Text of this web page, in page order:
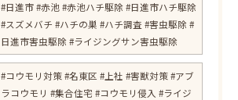
#日進市 #赤池 #赤池ハチ駆除 #日進市ハチ駆除
#スズメバチ #ハチの巣 #ハチ調査 #害虫駆除 #
日進市害虫駆除 #ライジングサン害虫駆除
#コウモリ対策 #名東区 #上社 #害獣対策 #アブ
ラコウモリ #集合住宅 #コウモリ侵入 #ライジ